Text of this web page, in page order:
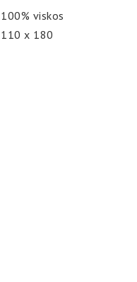
100% viskos